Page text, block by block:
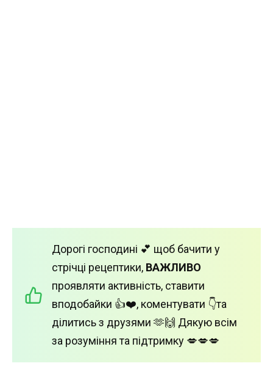
Дорогі господині 💕 щоб бачити у
стрічці рецептики, ВАЖЛИВО
проявляти активність, ставити
вподобайки 👍❤️, коментувати 👇та
ділитись з друзями 🫶🙌 Дякую всім
за розуміння та підтримку 💋💋💋